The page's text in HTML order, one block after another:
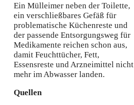
Ein Mülleimer neben der Toilette,
ein verschließbares Gefäß für
problematische Küchenreste und
der passende Entsorgungsweg für
Medikamente reichen schon aus,
damit Feuchttücher, Fett,
Essensreste und Arzneimittel nicht
mehr im Abwasser landen.
Quellen